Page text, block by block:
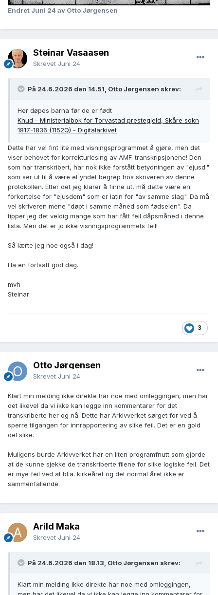
Endret Juni 24 av Otto Jørgensen
Steinar Vasaasen
Skrevet Juni 24
På 24.6.2026 den 14.51, Otto Jørgensen skrev:
Her døpes barna før de er født
Knud - Ministerialbok for Torvastad prestegjeld, Skåre sokn
1817-1836 (1152Q) - Digitalarkivet
Dette har vel fint lite med visningsprogrammet å gjøre, men det
viser behovet for korrekturlesing av AMF-transkripsjonene! Den
som har transkribert, har nok ikke forstått betydningen av "ejusd."
som ser ut til å være et yndet begrep hos skriveren av denne
protokollen. Etter det jeg klarer å finne ut, må dette være en
forkortelse for "ejusdem" som er latin for "av samme slag". Da må
vel skriveren mene "døpt i samme måned som fødselen". Da
tipper jeg det veldig mange som har fått feil dåpsmåned i denne
lista. Men det er jo ikke visningsprogrammets feil!
Så lærte jeg noe også i dag!
Ha en fortsatt god dag.
mvh
Steinar
3
Otto Jørgensen
Skrevet Juni 24
Klart min melding ikke direkte har noe med omleggingen, men har
det likevel da vi ikke kan legge inn kommentarer for det
transkriberte her og nå. Dette har Arkivverket sørget for ved å
sperre tilgangen for innrapportering av slike feil. Det er en gold
del slike.
Muligens burde Arkivverket har en liten programfnutt som gjorde
at de kunne sjekke de transkriberte filene for slike logiske feil. Det
er mye feil ved at bl.a. kirkeåret og det normal året ikke er
sammenfallende.
Arild Maka
Skrevet Juni 24
På 24.6.2026 den 18.13, Otto Jørgensen skrev:
Klart min melding ikke direkte har noe med omleggingen,